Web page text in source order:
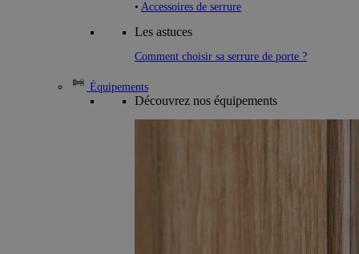
• Accessoires de serrure
Les astuces
Comment choisir sa serrure de porte ?
Équipements
Découvrez nos équipements